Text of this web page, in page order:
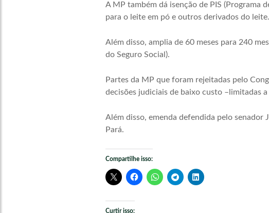
A MP também dá isenção de PIS (Programa
para o leite em pó e outros derivados do leite.
Além disso, amplia de 60 meses para 240
do Seguro Social).
Partes da MP que foram rejeitadas pelo
decisões judiciais de baixo custo –limitadas
Além disso, emenda defendida pelo senador
Pará.
Compartilhe isso:
Curtir isso: